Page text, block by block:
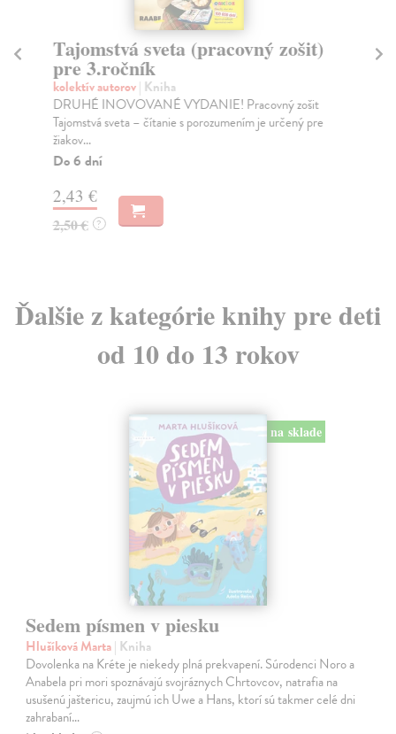
Tajomstvá sveta (pracovný zošit)
pre 3.ročník
kolektív autorov| Kniha
DRUHÉ INOVOVANÉ VYDANIE! Pracovný zošit
Tajomstvá sveta – čítanie s porozumením je určený pre
žiakov...
Do 6 dní
2,43 €
2,50 € ?
Ďalšie z kategórie knihy pre deti
od 10 do 13 rokov
na sklade
Sedem písmen v piesku
Hlušíková Marta| Kniha
Dovolenka na Kréte je niekedy plná prekvapení. Súrodenci Noro a
Anabela pri mori spoznávajú svojráznych Chrtovcov, natrafia na
usušenú jaštericu, zaujmú ich Uwe a Hans, ktorí sú takmer celé dni
zahrabaní…